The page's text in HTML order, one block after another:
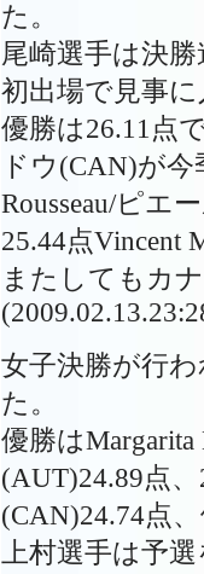
た。
尾崎選手は決
初出場で見事
優勝は26.11点
ドウ(CAN)が今
Rousseau/ピエ
25.44点Vincent
またしてもカ
女子決勝が行
た。
優勝は
(AUT)24.89点
(CAN)24.74点
上村選手は予